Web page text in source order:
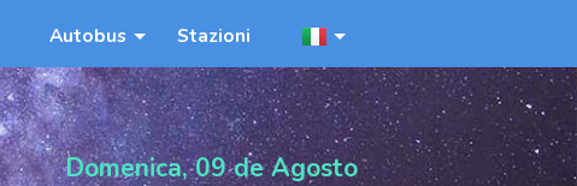
Autobus Stazioni
Domenica, 09 de Agosto